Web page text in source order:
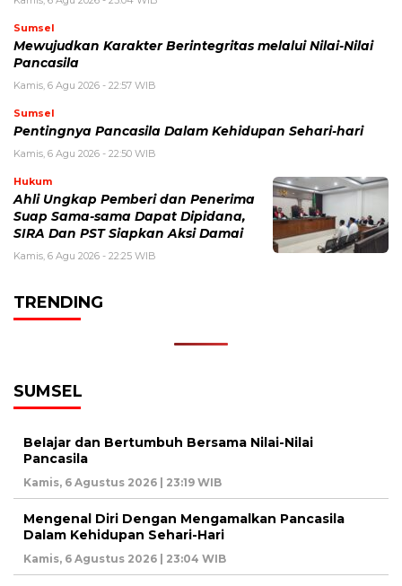
Sumsel
Mewujudkan Karakter Berintegritas melalui Nilai-Nilai
Pancasila
Kamis, 6 Agu 2026 - 22:57 WIB
Sumsel
Pentingnya Pancasila Dalam Kehidupan Sehari-hari
Kamis, 6 Agu 2026 - 22:50 WIB
Hukum
Ahli Ungkap Pemberi dan Penerima
Suap Sama-sama Dapat Dipidana,
SIRA Dan PST Siapkan Aksi Damai
Kamis, 6 Agu 2026 - 22:25 WIB
TRENDING
SUMSEL
Belajar dan Bertumbuh Bersama Nilai-Nilai
Pancasila
Kamis, 6 Agustus 2026 | 23:19 WIB
Mengenal Diri Dengan Mengamalkan Pancasila
Dalam Kehidupan Sehari-Hari
Kamis, 6 Agustus 2026 | 23:04 WIB